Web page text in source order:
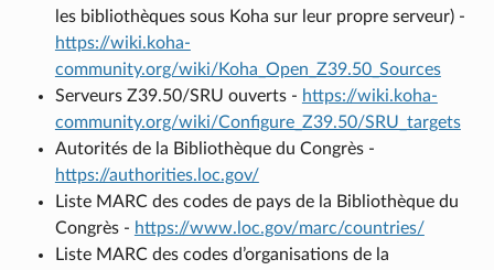
les bibliothèques sous Koha sur leur propre serveur) -
https://wiki.koha-
community.org/wiki/Koha_Open_Z39.50_Sources
Serveurs Z39.50/SRU ouverts - https://wiki.koha-
community.org/wiki/Configure_Z39.50/SRU_targets
Autorités de la Bibliothèque du Congrès -
https://authorities.loc.gov/
Liste MARC des codes de pays de la Bibliothèque du
Congrès - https://www.loc.gov/marc/countries/
Liste MARC des codes d’organisations de la